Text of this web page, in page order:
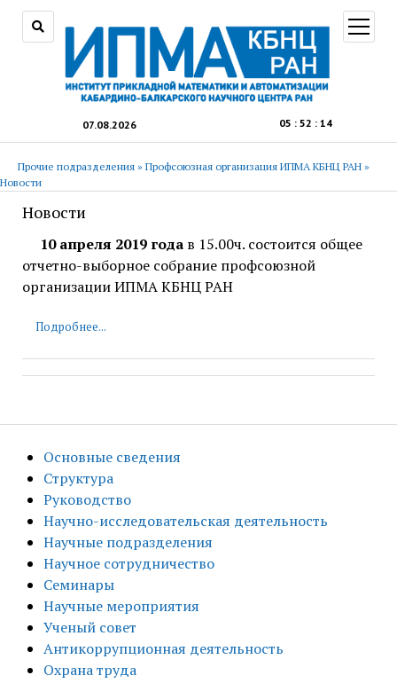
07.08.2026 05 : 52 : 15
меню
Основные сведения
Структура
Руководство
Научно-исследовательская деятельность
Научные подразделения
Научное сотрудничество
Семинары
Научные мероприятия
Ученый совет
Антикоррупционная деятельность
Охрана труда
Прочие подразделения » Профсоюзная организация ИПМА КБНЦ РАН »
Новости
Новости
10 апреля 2019 годав 15.00ч. состоится общее
отчетно-выборное собрание профсоюзной
организации ИПМА КБНЦ РАН
Подробнее...